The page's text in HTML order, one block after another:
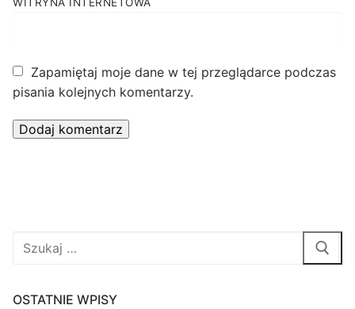
Zapamiętaj moje dane w tej przeglądarce podczas
pisania kolejnych komentarzy.
OSTATNIE WPISY